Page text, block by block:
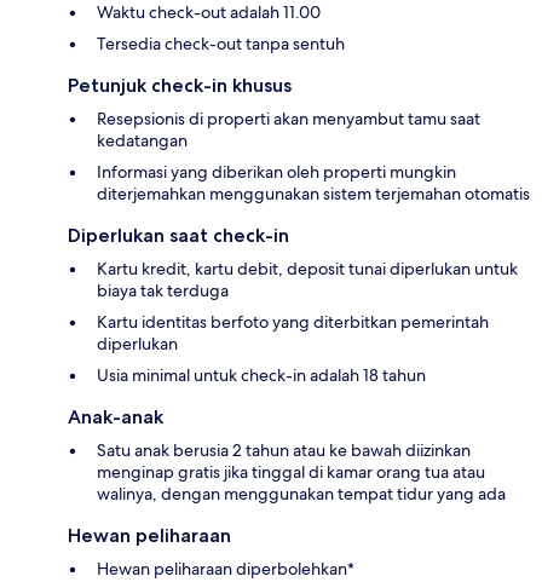
Waktu check-out adalah 11.00
Tersedia check-out tanpa sentuh
Petunjuk check-in khusus
Resepsionis di properti akan menyambut tamu saat
kedatangan
Informasi yang diberikan oleh properti mungkin
diterjemahkan menggunakan sistem terjemahan otomatis
Diperlukan saat check-in
Kartu kredit, kartu debit, deposit tunai diperlukan untuk
biaya tak terduga
Kartu identitas berfoto yang diterbitkan pemerintah
diperlukan
Usia minimal untuk check-in adalah 18 tahun
Anak-anak
Satu anak berusia 2 tahun atau ke bawah diizinkan
menginap gratis jika tinggal di kamar orang tua atau
walinya, dengan menggunakan tempat tidur yang ada
Hewan peliharaan
Hewan peliharaan diperbolehkan*